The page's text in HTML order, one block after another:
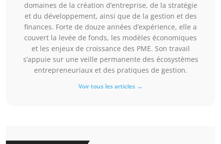
domaines de la création d’entreprise, de la stratégie
et du développement, ainsi que de la gestion et des
finances. Forte de douze années d’expérience, elle a
couvert la levée de fonds, les modèles économiques
et les enjeux de croissance des PME. Son travail
s’appuie sur une veille permanente des écosystèmes
entrepreneuriaux et des pratiques de gestion.
Voir tous les articles →